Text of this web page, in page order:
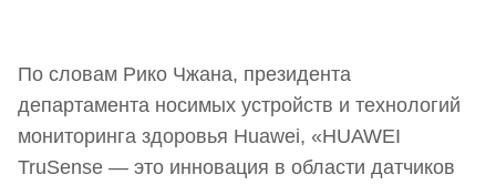
По словам Рико Чжана, президента
департамента носимых устройств и технологий
мониторинга здоровья Huawei, «HUAWEI
TruSense — это инновация в области датчиков